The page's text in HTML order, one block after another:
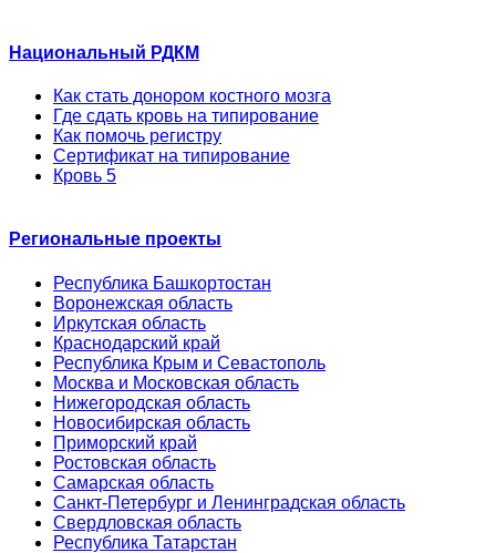
Национальный РДКМ
Как стать донором костного мозга
Где сдать кровь на типирование
Как помочь регистру
Сертификат на типирование
Кровь 5
Региональные проекты
Республика Башкортостан
Воронежская область
Иркутская область
Краснодарский край
Республика Крым и Севастополь
Москва и Московская область
Нижегородская область
Новосибирская область
Приморский край
Ростовская область
Самарская область
Санкт-Петербург и Ленинградская область
Свердловская область
Республика Татарстан